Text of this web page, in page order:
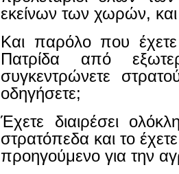
εκείνων των χωρών, και
Και παρόλο που
Πατρίδα από
συγκεντρώνετε
οδηγήσετε;
Έχετε διαιρέσει
στρατόπεδα και το
προηγούμενο για την